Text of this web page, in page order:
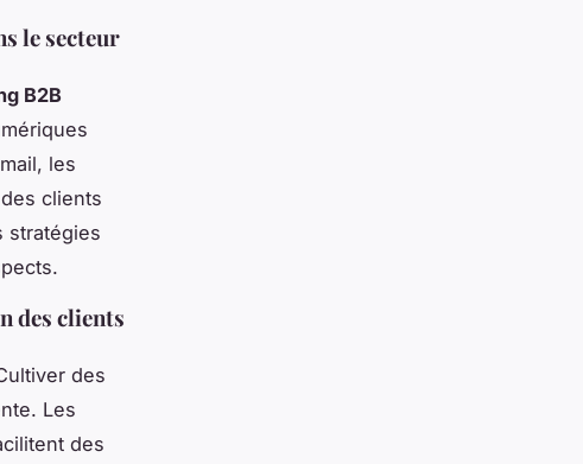
le secteur
B2B
les
clients
stratégies
des clients
des
Les
des